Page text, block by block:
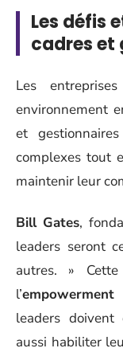
Les défis
cadres et
Les
environnement
et
complexes tout
maintenir leur
Bill Gates,
leaders seront
autres. »
l’empowerment
leaders
aussi habiliter